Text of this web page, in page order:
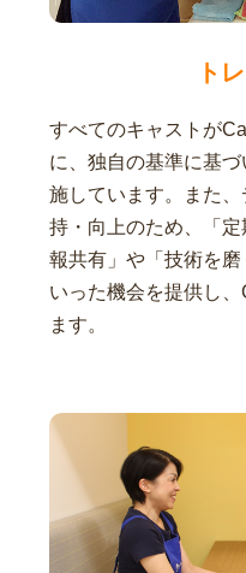
ト
すべてのキャストが
に、独自の基準に基
施しています。また
持・向上のため、「
報共有」や「技術を
いった機会を提供し
ます。